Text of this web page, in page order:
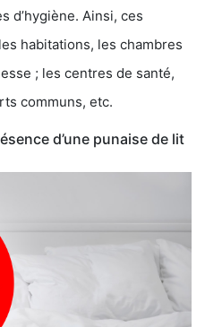
d’hygiène. Ainsi, ces
habitations, les chambres
; les centres de santé,
communs, etc.
d’une punaise de lit